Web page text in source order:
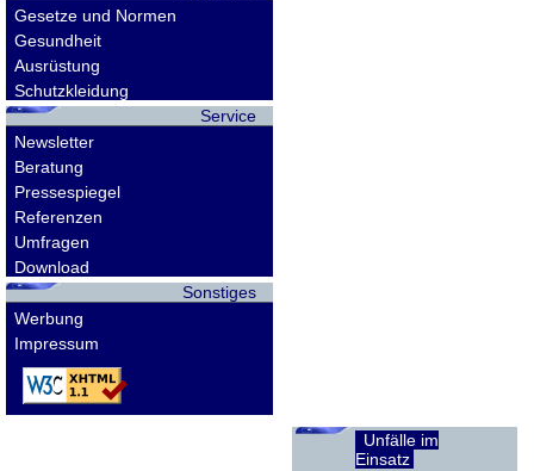
Gesetze und Normen
Gesundheit
Ausrüstung
Schutzkleidung
Service
Newsletter
Beratung
Pressespiegel
Referenzen
Umfragen
Download
Sonstiges
Werbung
Impressum
Unfälle im
Einsatz